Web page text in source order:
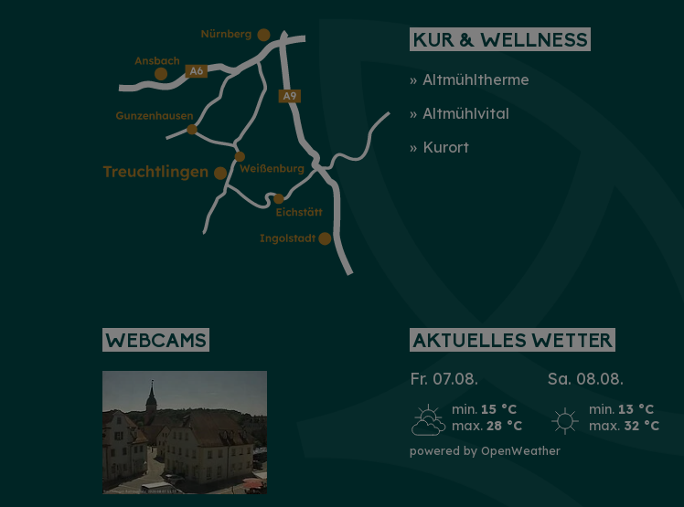
KUR & WELLNESS
Altmühltherme
Altmühlvital
Kurort
WEBCAMS AKTUELLES WETTER
Fr. 07.08.
min. 15 °C
max. 28 °C
Sa. 08.08.
min. 13 °C
max. 32 °C
powered by OpenWeather